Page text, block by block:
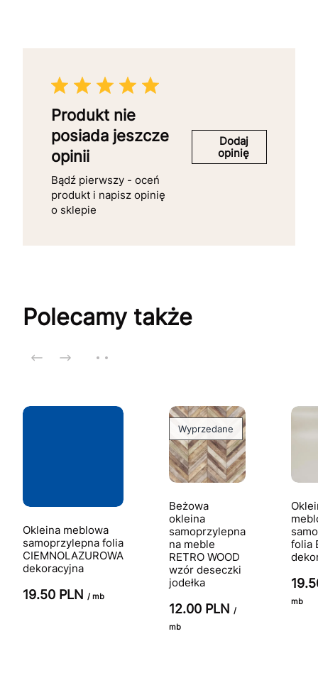
Produkt nie
posiada jeszcze
opinii
Bądź pierwszy - oceń
produkt i napisz opinię
o sklepie
Dodaj
opinię
Polecamy także
Okleina meblowa
samoprzylepna folia
CIEMNOLAZUROWA
dekoracyjna
19.50 PLN / mb
Wyprzedane
Beżowa
okleina
samoprzylepna
na meble
RETRO WOOD
wzór deseczki
jodełka
12.00 PLN /
mb
folia
mb